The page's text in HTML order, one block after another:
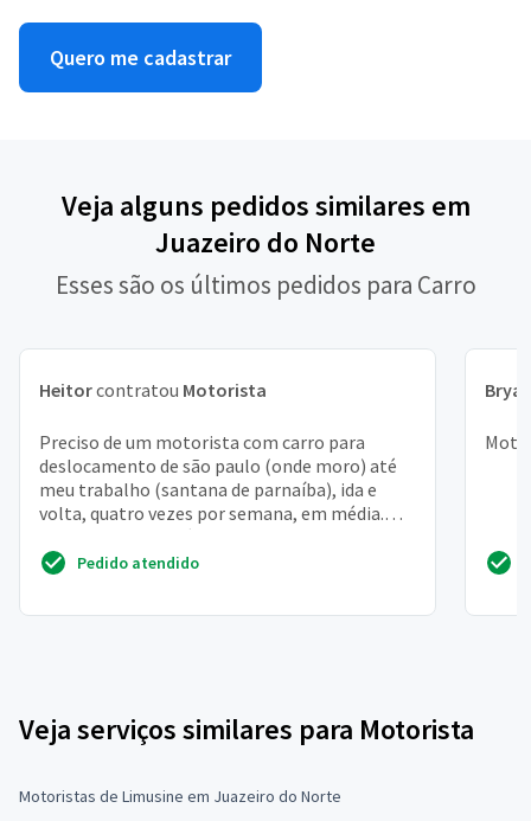
Quero me cadastrar
Veja alguns pedidos similares em
Juazeiro do Norte
Esses são os últimos pedidos para Carro
Heitorcontratou Motorista
Preciso de um motorista com carro para
deslocamento de são paulo (onde moro) até
meu trabalho (santana de parnaíba), ida e
volta, quatro vezes por semana, em média.
Trabalho como médica e...
Pedido atendido
Veja serviços similares para Motorista
Motoristas de Limusine em Juazeiro do Norte